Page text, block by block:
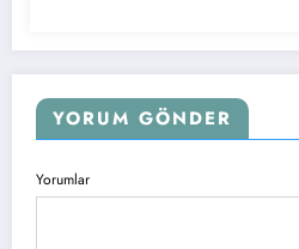
YORUM GÖNDER
Yorumlar